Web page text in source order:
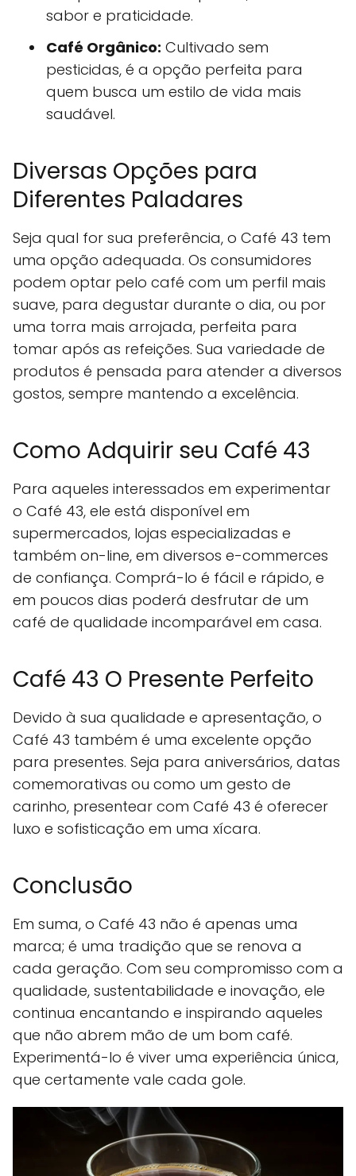
sabor e praticidade.
Café Orgânico: Cultivado sem
pesticidas, é a opção perfeita para
quem busca um estilo de vida mais
saudável.
Diversas Opções para
Diferentes Paladares
Seja qual for sua preferência, o Café 43 tem
uma opção adequada. Os consumidores
podem optar pelo café com um perfil mais
suave, para degustar durante o dia, ou por
uma torra mais arrojada, perfeita para
tomar após as refeições. Sua variedade de
produtos é pensada para atender a diversos
gostos, sempre mantendo a excelência.
Como Adquirir seu Café 43
Para aqueles interessados em experimentar
o Café 43, ele está disponível em
supermercados, lojas especializadas e
também on-line, em diversos e-commerces
de confiança. Comprá-lo é fácil e rápido, e
em poucos dias poderá desfrutar de um
café de qualidade incomparável em casa.
Café 43 O Presente Perfeito
Devido à sua qualidade e apresentação, o
Café 43 também é uma excelente opção
para presentes. Seja para aniversários, datas
comemorativas ou como um gesto de
carinho, presentear com Café 43 é oferecer
luxo e sofisticação em uma xícara.
Conclusão
Em suma, o Café 43 não é apenas uma
marca; é uma tradição que se renova a
cada geração. Com seu compromisso com a
qualidade, sustentabilidade e inovação, ele
continua encantando e inspirando aqueles
que não abrem mão de um bom café.
Experimentá-lo é viver uma experiência única,
que certamente vale cada gole.